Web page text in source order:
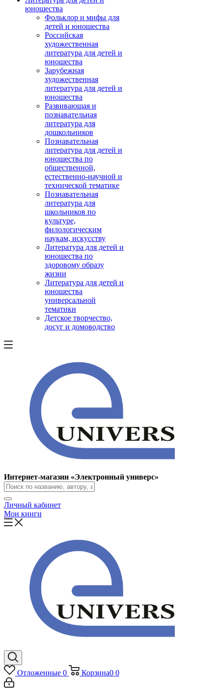
юношества
Фольклор и мифы для
детей и юношества
Российская
художественная
литература для детей и
юношества
Зарубежная
художественная
литература для детей и
юношества
Развивающая и
познавательная
литература для
дошкольников
Познавательная
литература для детей и
юношества по
общественной,
естественно-научной и
технической тематике
Познавательная
литература для
школьников по
культуре,
филологическим
наукам, искусству
Литература для детей и
юношества по
здоровому образу
жизни
Литература для детей и
юношества
универсальной
тематики
Детское творчество,
досуг и домоводство
Интернет-магазин «Электронный универс»
Личный кабинет
Мои книги
Отложенные 0 Корзина0 0